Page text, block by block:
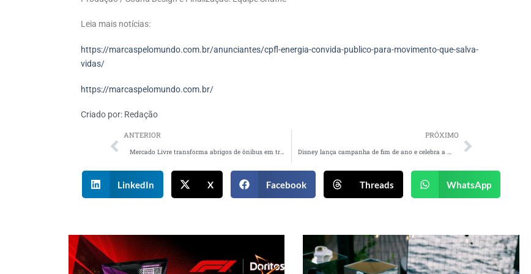
Leia mais notícias:
https://marcaspelomundo.com.br/anunciantes/cpfl-energia-convida-publico-para-movimento-que-salva-
vidas/
https://marcaspelomundo.com.br/
Criado por: Redação
ANTERIOR
Mercado Livre transforma abrigos de ônibus em traves de futebol
PRÓXIMO
Disney lança campanha de fim de ano e celebra a magia com curta animado
LinkedIn X Facebook Threads WhatsApp